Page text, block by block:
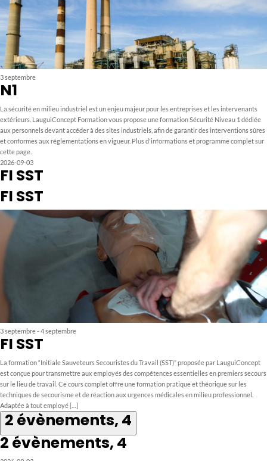
3 septembre
N1
La sécurité en milieu industriel est un enjeu majeur pour les entreprises et les intervenants
extérieurs. LauguiConcept Formation vous propose une formation Sécurité Niveau 1 dédiée
aux personnels devant accéder à des sites industriels, afin de garantir des interventions sûres
et conformes aux réglementations en vigueur. Plus d'informations et programme complet sur
cette page.
2026-09-03
FI SST
FI SST
3 septembre-4 septembre
FI SST
La formation “Initiale Sauveteurs Secouristes du Travail (SST)” proposée par LauguiConcept
est conçue pour transmettre aux employés des compétences essentielles en premiers secours
sur le lieu de travail. Ce cours complet offre une formation pratique et théorique sur les
techniques de secourisme et de réaction aux urgences médicales en milieu professionnel.
Adaptée à tout employé […]
2 évènements, 4
2 évènements, 4